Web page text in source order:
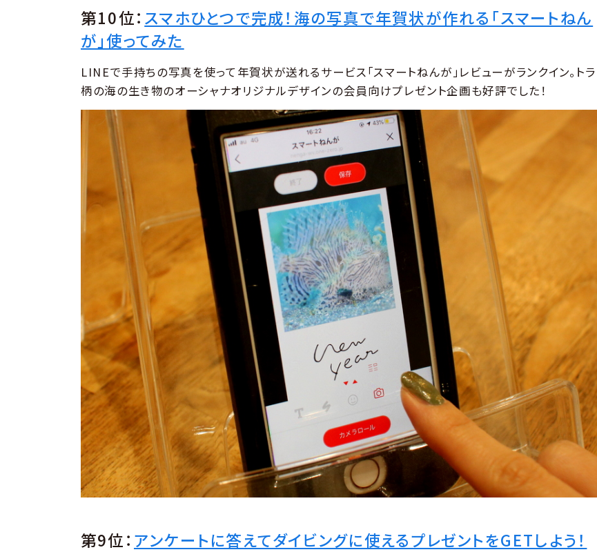
第10位： スマホひとつで完成！海の写真で年賀状が作れる「スマートねん
が」使ってみた
LINEで手持ちの写真を使って年賀状が送れるサービス「スマートねんが」レビューがランクイン。トラ
柄の海の生き物のオーシャナオリジナルデザインの会員向けプレゼント企画も好評でした！
第9位： アンケートに答えてダイビングに使えるプレゼントをGETしよう！